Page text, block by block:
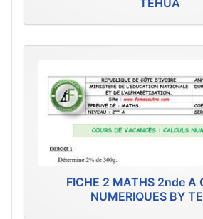
TEHUA
FICHE 2 MATHS 2nde A
NUMERIQUES BY